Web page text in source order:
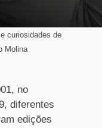
curiosidades de
Molina
no
diferentes
edições